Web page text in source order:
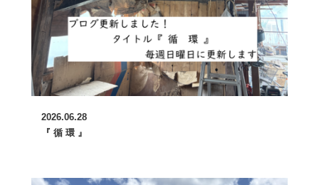
2026.06.28
『 循 環 』